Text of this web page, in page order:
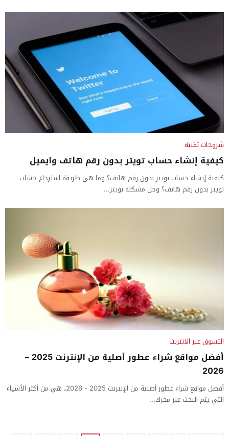
شروحات تقنية
كيفية إنشاء حساب تويتر بدون رقم هاتف وايميل
كيفية إنشاء حساب تويتر بدون رقم هاتف؟ وما هي طريقة استرجاع حساب
تويتر بدون رقم هاتف؟ وحل مشكلة تويتر...
التسوق عبر الانترنت
أفضل مواقع شراء عطور أصلية من الإنترنت 2025 –
2026
أفضل مواقع شراء عطور أصلية من الإنترنت 2025 - 2026، هي من أكثر الأشياء
التي يتم البحث عبر محرك...